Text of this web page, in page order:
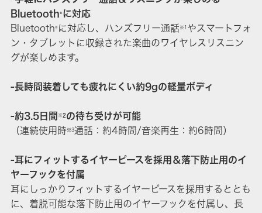
Bluetooth®に対応
Bluetooth®に対応し、ハンズフリー通話 ※1
やスマートフォ
ン・タブレットに収録された楽曲のワイヤレスリスニン
グが楽しめます。
-長時間装着しても疲れにくい約9gの軽量ボディ
-約3.5日間 ※2の待ち受けが可能
（連続使用時※3通話：約4時間/音楽再生：約6時間）
-耳にフィットするイヤーピースを採用＆落下防止用のイ
ヤーフックを付属
耳にしっかりフィットするイヤーピースを採用するととも
に、着脱可能な落下防止用のイヤーフックを付属し、長